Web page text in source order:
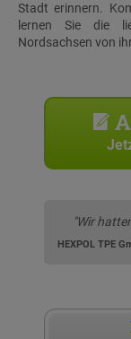
Stadt erinnern.
lernen Sie die
Nordsachsen von
"Wir
HEXPOL TPE